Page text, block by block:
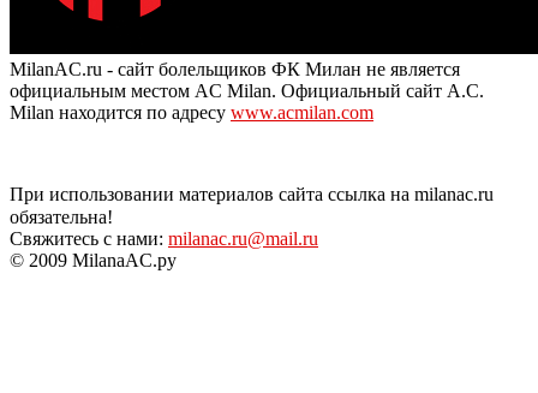
MilanAC.ru - сайт болельщиков ФК Милан не является
официальным местом AC Milan. Официальный сайт A.C.
Milan находится по адресу www.acmilan.com
При использовании материалов сайта ссылка на milanac.ru
обязательна!
Свяжитесь с нами: milanac.ru@mail.ru
© 2009 MilanaAC.ру